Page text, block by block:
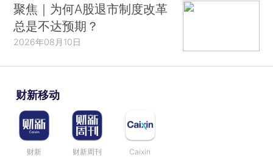
聚焦｜为何A股退市制度改革
总是不达预期？
2026年08月10日
财新移动
财新 财新周刊 Caixin